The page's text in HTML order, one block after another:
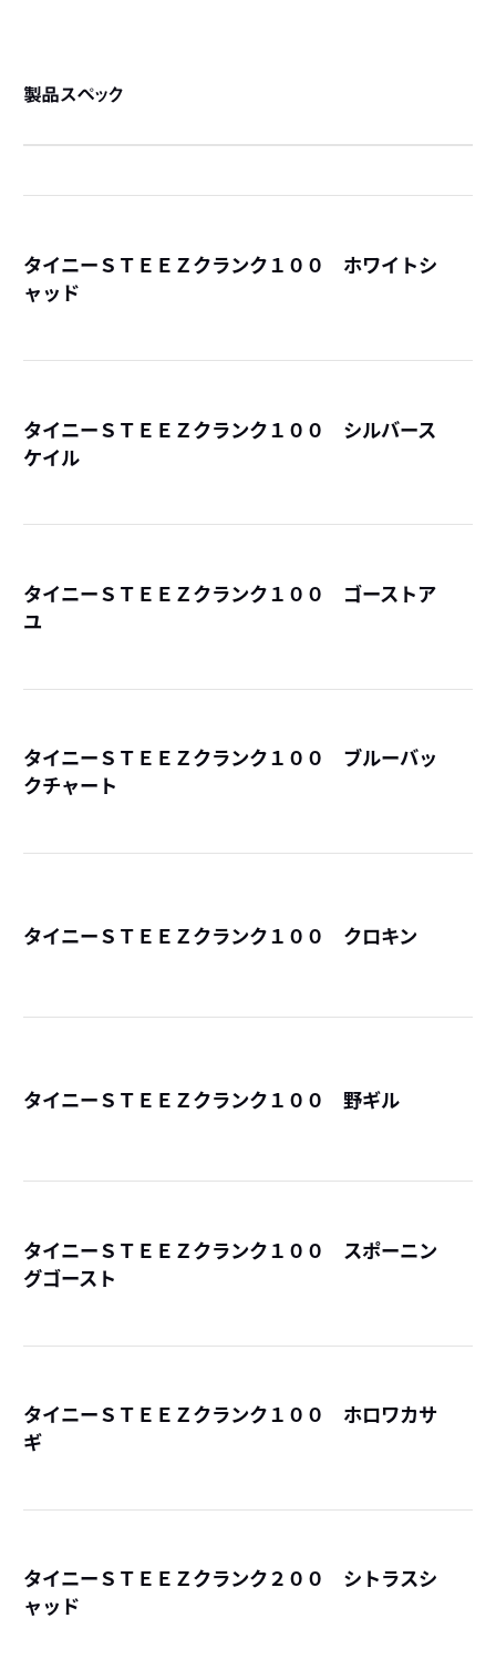
製品スペック
タイニーＳＴＥＥＺクランク１００ ホワイトシ
ャッド
タイニーＳＴＥＥＺクランク１００ シルバース
ケイル
タイニーＳＴＥＥＺクランク１００ ゴーストア
ユ
タイニーＳＴＥＥＺクランク１００ ブルーバッ
クチャート
タイニーＳＴＥＥＺクランク１００ クロキン
タイニーＳＴＥＥＺクランク１００ 野ギル
タイニーＳＴＥＥＺクランク１００ スポーニン
グゴースト
タイニーＳＴＥＥＺクランク１００ ホロワカサ
ギ
タイニーＳＴＥＥＺクランク２００ シトラスシ
ャッド